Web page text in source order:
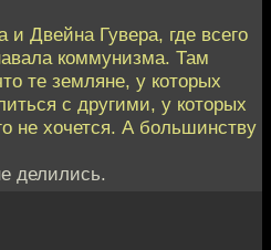
и Двейна Гувера, где всего
коммунизма. Там
те земляне, у которых
с другими, у которых
не хочется. А большинству
делились.